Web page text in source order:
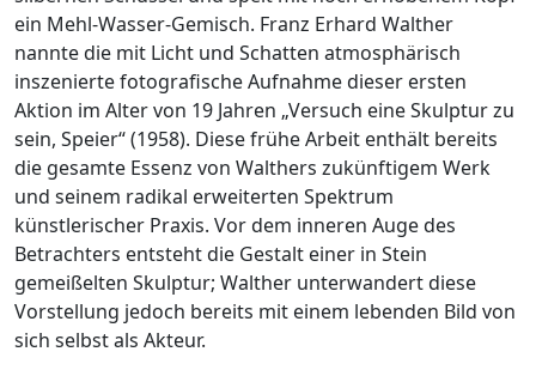
ein Mehl-Wasser-Gemisch. Franz Erhard Walther
nannte die mit Licht und Schatten atmosphärisch
inszenierte fotografische Aufnahme dieser ersten
Aktion im Alter von 19 Jahren „Versuch eine Skulptur zu
sein, Speier“ (1958). Diese frühe Arbeit enthält bereits
die gesamte Essenz von Walthers zukünftigem Werk
und seinem radikal erweiterten Spektrum
künstlerischer Praxis. Vor dem inneren Auge des
Betrachters entsteht die Gestalt einer in Stein
gemeißelten Skulptur; Walther unterwandert diese
Vorstellung jedoch bereits mit einem lebenden Bild von
sich selbst als Akteur.